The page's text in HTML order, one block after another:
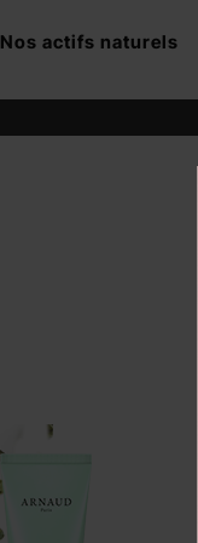
Nos actifs naturels